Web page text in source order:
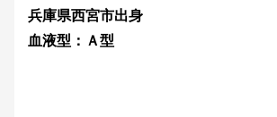
兵庫県西宮市出身
血液型：Ａ型